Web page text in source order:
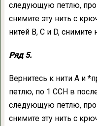
следующую петлю,
снимите эту нить с
нитей B, C и D, снимите
Ряд 5.
Вернитесь к нити А и
петлю, по 1 ССН в
следующую петлю,
снимите эту нить с